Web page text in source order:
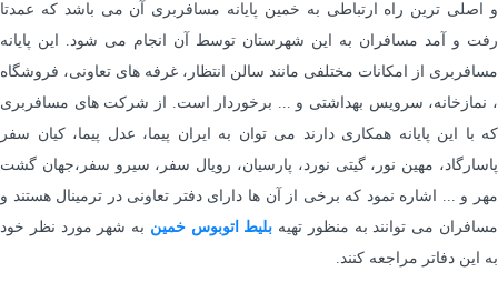
و اصلی ترین راه ارتباطی به خمین پایانه مسافربری آن می باشد که عمدتا
رفت و آمد مسافران به این شهرستان توسط آن انجام می شود. این پایانه
مسافربری از امکانات مختلفی مانند سالن انتظار، غرفه های تعاونی، فروشگاه
، نمازخانه، سرویس بهداشتی و ... برخوردار است. از شرکت های مسافربری
که با این پایانه همکاری دارند می توان به ایران پیما، عدل پیما، کیان سفر
پاسارگاد، مهین نور، گیتی نورد، پارسیان، رویال سفر، سیرو سفر،جهان گشت
مهر و ... اشاره نمود که برخی از آن ها دارای دفتر تعاونی در ترمینال هستند و
مسافران می توانند به منظور تهیه بلیط اتوبوس خمین به شهر مورد نظر خود
به این دفاتر مراجعه کنند.